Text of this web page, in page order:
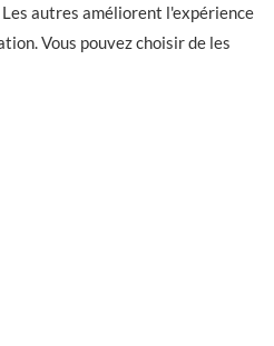
autres améliorent l'expérience
Vous pouvez choisir de les